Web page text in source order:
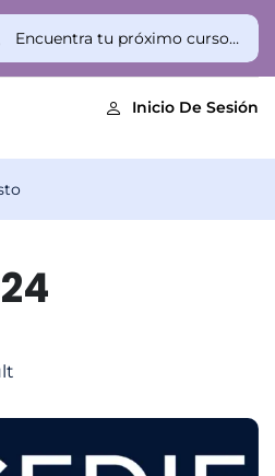
Inicio De Sesión